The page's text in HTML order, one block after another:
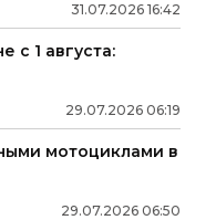
31.07.2026 16:42
с 1 августа:
29.07.2026 06:19
мотоциклами в
29.07.2026 06:50